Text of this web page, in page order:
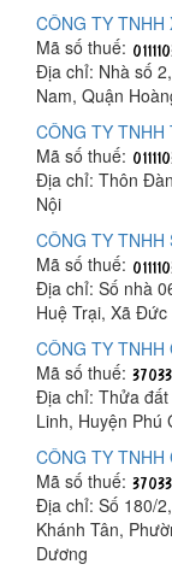
CÔNG TY TNHH
Mã số thuế:
Địa chỉ: Nhà số
Nam, Quận
CÔNG TY TNHH
Mã số thuế:
Địa chỉ: Thôn
Nội
CÔNG TY TNHH
Mã số thuế:
Địa chỉ: Số nhà
Huệ Trại, Xã
CÔNG TY TNHH
Mã số thuế:
Địa chỉ: Thửa đất
Linh, Huyện Phú
CÔNG TY TNHH
Mã số thuế:
Địa chỉ: Số 180/
Khánh Tân,
Dương